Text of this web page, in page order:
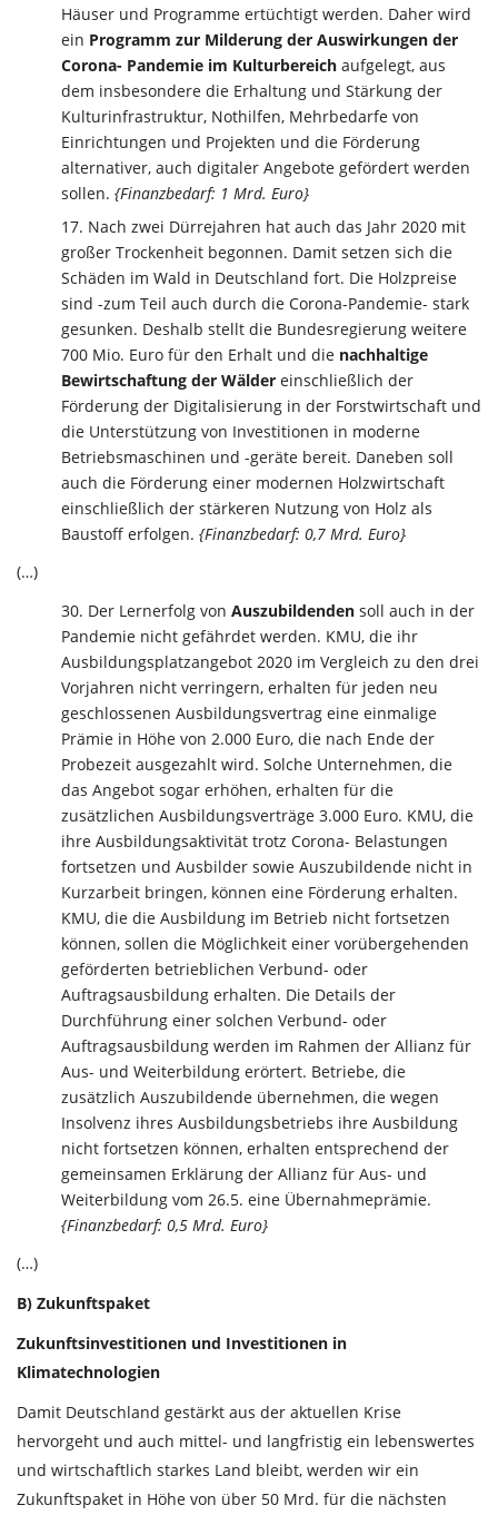
Häuser und Programme ertüchtigt werden. Daher wird
ein Programm zur Milderung der Auswirkungen der
Corona- Pandemie im Kulturbereich aufgelegt, aus
dem insbesondere die Erhaltung und Stärkung der
Kulturinfrastruktur, Nothilfen, Mehrbedarfe von
Einrichtungen und Projekten und die Förderung
alternativer, auch digitaler Angebote gefördert werden
sollen. {Finanzbedarf: 1 Mrd. Euro}
Nach zwei Dürrejahren hat auch das Jahr 2020 mit
großer Trockenheit begonnen. Damit setzen sich die
Schäden im Wald in Deutschland fort. Die Holzpreise
sind -zum Teil auch durch die Corona-Pandemie- stark
gesunken. Deshalb stellt die Bundesregierung weitere
700 Mio. Euro für den Erhalt und die nachhaltige
Bewirtschaftung der Wälder einschließlich der
Förderung der Digitalisierung in der Forstwirtschaft und
die Unterstützung von Investitionen in moderne
Betriebsmaschinen und -geräte bereit. Daneben soll
auch die Förderung einer modernen Holzwirtschaft
einschließlich der stärkeren Nutzung von Holz als
Baustoff erfolgen. {Finanzbedarf: 0,7 Mrd. Euro}
(…)
Der Lernerfolg von Auszubildenden soll auch in der
Pandemie nicht gefährdet werden. KMU, die ihr
Ausbildungsplatzangebot 2020 im Vergleich zu den drei
Vorjahren nicht verringern, erhalten für jeden neu
geschlossenen Ausbildungsvertrag eine einmalige
Prämie in Höhe von 2.000 Euro, die nach Ende der
Probezeit ausgezahlt wird. Solche Unternehmen, die
das Angebot sogar erhöhen, erhalten für die
zusätzlichen Ausbildungsverträge 3.000 Euro. KMU, die
ihre Ausbildungsaktivität trotz Corona- Belastungen
fortsetzen und Ausbilder sowie Auszubildende nicht in
Kurzarbeit bringen, können eine Förderung erhalten.
KMU, die die Ausbildung im Betrieb nicht fortsetzen
können, sollen die Möglichkeit einer vorübergehenden
geförderten betrieblichen Verbund- oder
Auftragsausbildung erhalten. Die Details der
Durchführung einer solchen Verbund- oder
Auftragsausbildung werden im Rahmen der Allianz für
Aus- und Weiterbildung erörtert. Betriebe, die
zusätzlich Auszubildende übernehmen, die wegen
Insolvenz ihres Ausbildungsbetriebs ihre Ausbildung
nicht fortsetzen können, erhalten entsprechend der
gemeinsamen Erklärung der Allianz für Aus- und
Weiterbildung vom 26.5. eine Übernahmeprämie.
{Finanzbedarf: 0,5 Mrd. Euro}
(…)
B) Zukunftspaket
Zukunftsinvestitionen und Investitionen in
Klimatechnologien
Damit Deutschland gestärkt aus der aktuellen Krise
hervorgeht und auch mittel- und langfristig ein lebenswertes
und wirtschaftlich starkes Land bleibt, werden wir ein
Zukunftspaket in Höhe von über 50 Mrd. für die nächsten